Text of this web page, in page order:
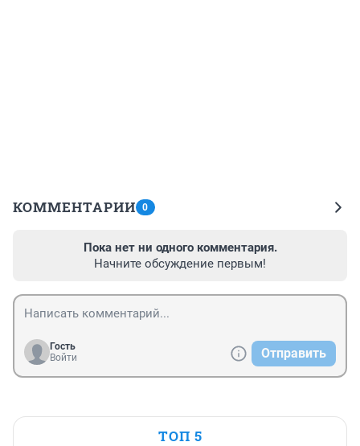
КОММЕНТАРИИ 0
Пока нет ни одного комментария.
Начните обсуждение первым!
Гость
Войти
Отправить
ТОП 5